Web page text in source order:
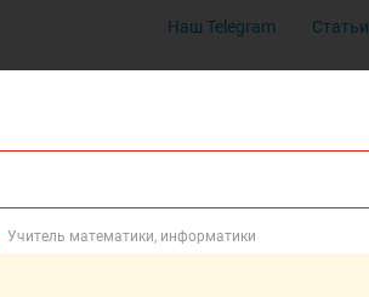
Наш Telegram Статьи
Учитель математики, информатики